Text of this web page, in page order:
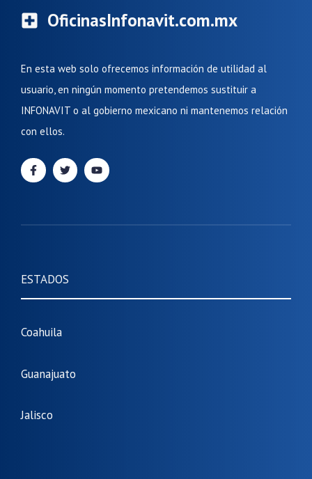
OficinasInfonavit.com.mx
En esta web solo ofrecemos información de utilidad al
usuario, en ningún momento pretendemos sustituir a
INFONAVIT o al gobierno mexicano ni mantenemos relación
con ellos.
ESTADOS
Coahuila
Guanajuato
Jalisco